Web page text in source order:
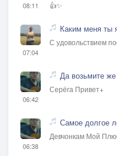
08:11
👍✨
07:04
Каким меня ты
С удовольствием
06:42
Да возьмите же
Серёга Привет+
06:38
Самое долгое
Девчонкам Мой